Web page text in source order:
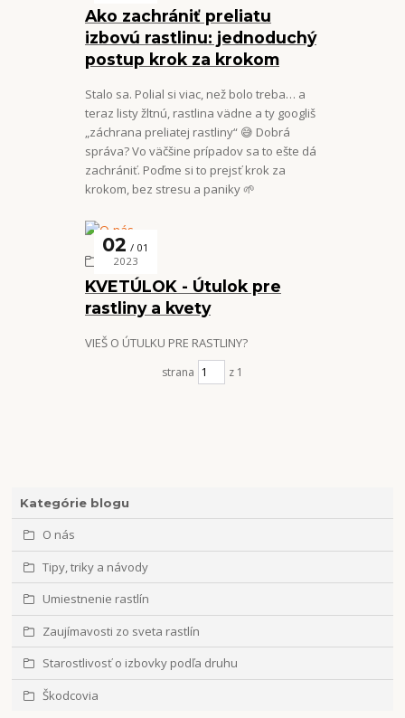
Kategórie blogu
O nás
Tipy, triky a návody
Umiestnenie rastlín
Zaujímavosti zo sveta rastlín
Starostlivosť o izbovky podľa druhu
Škodcovia
Ako zachrániť preliatu
izbovú rastlinu: jednoduchý
postup krok za krokom
Stalo sa. Polial si viac, než bolo treba… a
teraz listy žltnú, rastlina vädne a ty googliš
„záchrana preliatej rastliny“ 😅 Dobrá
správa? Vo väčšine prípadov sa to ešte dá
zachrániť. Poďme si to prejsť krok za
krokom, bez stresu a paniky 🌱
KVETÚLOK - Útulok pre
rastliny a kvety
02
01
2023
O nás
VIEŠ O ÚTULKU PRE RASTLINY?
strana z 1